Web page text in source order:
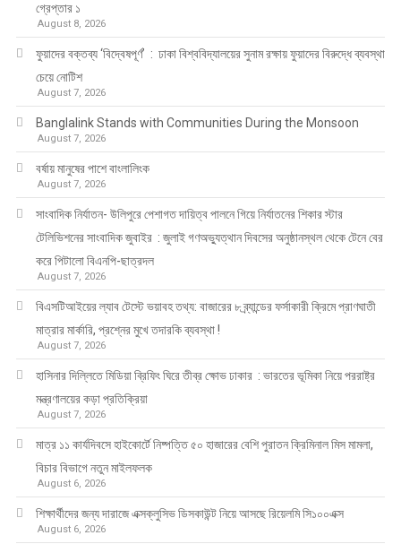
গ্রেপ্তার ১
August 8, 2026
ফুয়াদের বক্তব্য ‘বিদ্বেষপূর্ণ’ : ঢাকা বিশ্ববিদ্যালয়ের সুনাম রক্ষায় ফুয়াদের বিরুদ্ধে ব্যবস্থা
চেয়ে নোটিশ
August 7, 2026
Banglalink Stands with Communities During the Monsoon
August 7, 2026
বর্ষায় মানুষের পাশে বাংলালিংক
August 7, 2026
সাংবাদিক নির্যাতন- উলিপুরে পেশাগত দায়িত্ব পালনে গিয়ে নির্যাতনের শিকার স্টার
টেলিভিশনের সাংবাদিক জুবাইর : জুলাই গণঅভ্যুত্থান দিবসের অনুষ্ঠানস্থল থেকে টেনে বের
করে পিটালো বিএনপি-ছাত্রদল
August 7, 2026
বিএসটিআইয়ের ল্যাব টেস্টে ভয়াবহ তথ্য: বাজারের ৮ ব্র্যান্ডের ফর্সাকারী ক্রিমে প্রাণঘাতী
মাত্রার মার্কারি, প্রশ্নের মুখে তদারকি ব্যবস্থা !
August 7, 2026
হাসিনার দিল্লিতে মিডিয়া ব্রিফিং ঘিরে তীব্র ক্ষোভ ঢাকার : ভারতের ভূমিকা নিয়ে পররাষ্ট্র
মন্ত্রণালয়ের কড়া প্রতিক্রিয়া
August 7, 2026
মাত্র ১১ কার্যদিবসে হাইকোর্টে নিষ্পত্তি ৫০ হাজারের বেশি পুরাতন ক্রিমিনাল মিস মামলা,
বিচার বিভাগে নতুন মাইলফলক
August 6, 2026
শিক্ষার্থীদের জন্য দারাজে এক্সক্লুসিভ ডিসকাউন্ট নিয়ে আসছে রিয়েলমি সি১০০এক্স
August 6, 2026